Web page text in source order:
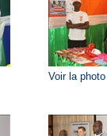
Voir la photo